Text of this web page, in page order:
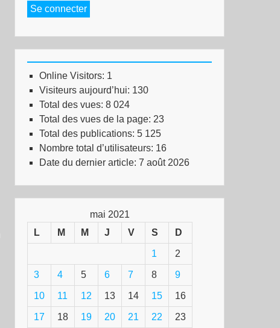
Se connecter
Online Visitors: 1
Visiteurs aujourd’hui: 130
Total des vues: 8 024
Total des vues de la page: 23
Total des publications: 5 125
Nombre total d’utilisateurs: 16
Date du dernier article: 7 août 2026
mai 2021
L
M M J V S D
1 2
3 4 5 6 7 8 9
10 11 12 13 14 15 16
17 18 19 20 21 22 23